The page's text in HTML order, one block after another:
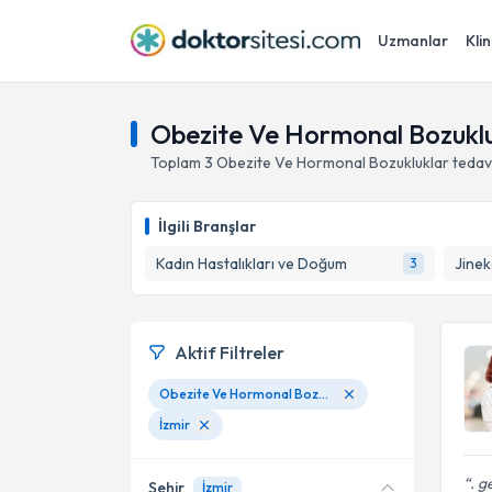
Uzmanlar
Obezite Ve Hormonal
Toplam 3 Obezite Ve Hormonal Bozukluklar
İlgili Branşlar
Kadın Hastalıkları ve Doğum
3
.
Aktif Filtreler
Obezite Ve Hormonal Bozukluklar
İzmir
Şehir İzmir